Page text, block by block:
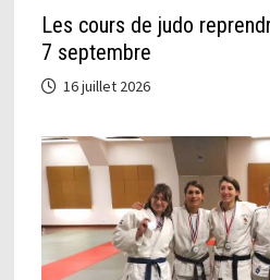
Les cours de judo
7 septembre
16 juillet 2026